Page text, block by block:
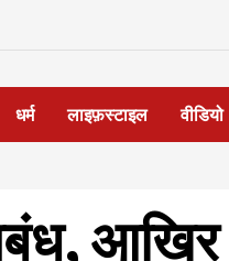
धर्म लाइफ़स्टाइल वीडियो
आखिर